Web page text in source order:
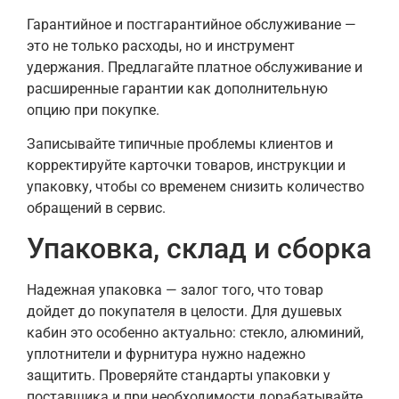
Гарантийное и постгарантийное обслуживание —
это не только расходы, но и инструмент
удержания. Предлагайте платное обслуживание и
расширенные гарантии как дополнительную
опцию при покупке.
Записывайте типичные проблемы клиентов и
корректируйте карточки товаров, инструкции и
упаковку, чтобы со временем снизить количество
обращений в сервис.
Упаковка, склад и сборка
Надежная упаковка — залог того, что товар
дойдет до покупателя в целости. Для душевых
кабин это особенно актуально: стекло, алюминий,
уплотнители и фурнитура нужно надежно
защитить. Проверяйте стандарты упаковки у